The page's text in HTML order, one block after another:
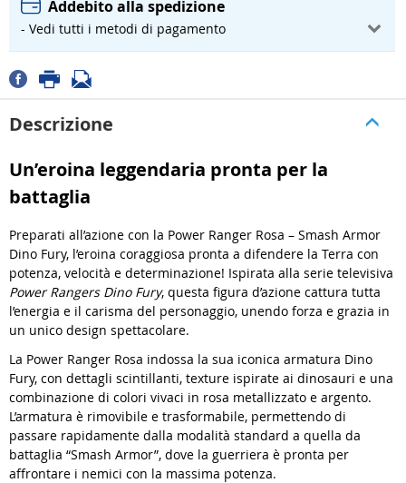
Addebito alla spedizione
- Vedi tutti i metodi di pagamento
Descrizione
Un’eroina leggendaria pronta per la
battaglia
Preparati all’azione con la Power Ranger Rosa – Smash Armor
Dino Fury, l’eroina coraggiosa pronta a difendere la Terra con
potenza, velocità e determinazione! Ispirata alla serie televisiva
Power Rangers Dino Fury, questa figura d’azione cattura tutta
l’energia e il carisma del personaggio, unendo forza e grazia in
un unico design spettacolare.
La Power Ranger Rosa indossa la sua iconica armatura Dino
Fury, con dettagli scintillanti, texture ispirate ai dinosauri e una
combinazione di colori vivaci in rosa metallizzato e argento.
L’armatura è rimovibile e trasformabile, permettendo di
passare rapidamente dalla modalità standard a quella da
battaglia “Smash Armor”, dove la guerriera è pronta per
affrontare i nemici con la massima potenza.